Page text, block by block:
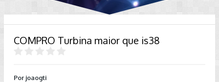
COMPRO Turbina maior que is38
Por joaogti